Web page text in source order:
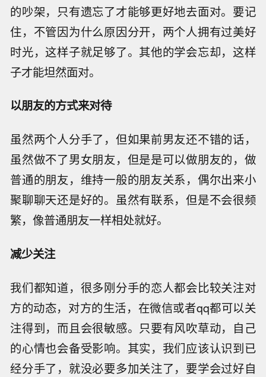
的吵架，只有遗忘了才能够更好地去面对。要记
住，不管因为什么原因分开，两个人拥有过美好
时光，这样子就足够了。其他的学会忘却，这样
子才能坦然面对。
以朋友的方式来对待
虽然两个人分手了，但如果前男友还不错的话，
虽然做不了男女朋友，但是是可以做朋友的，做
普通的朋友，维持一般的朋友关系，偶尔出来小
聚聊聊天还是好的。虽然有联系，但是不会很频
繁，像普通朋友一样相处就好。
减少关注
我们都知道，很多刚分手的恋人都会比较关注对
方的动态，对方的生活，在微信或者qq都可以关
注得到，而且会很敏感。只要有风吹草动，自己
的心情也会备受影响。其实，我们应该认识到已
经分手了，就没必要多加关注了，要学会过好自